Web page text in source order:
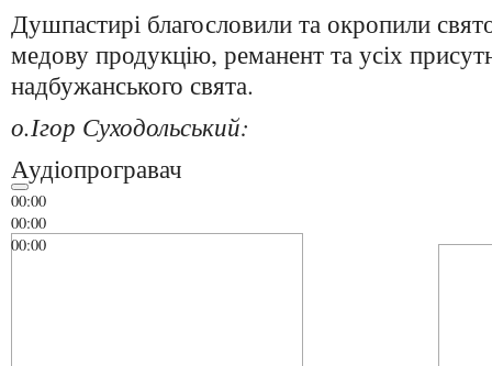
Душпастирі благословили та окропили
медову продукцію, реманент та усіх
надбужанського свята.
о.Ігор Суходольський:
Аудіопрогравач
00:00
00:00
00:00